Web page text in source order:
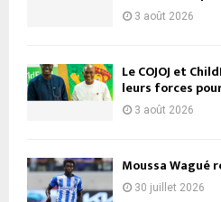
3 août 2026
Le COJOJ et
leurs forces
3 août 2026
Moussa Wagué
30 juillet 2026